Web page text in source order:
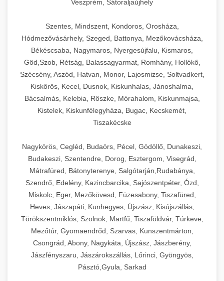
Veszprém, Sátoraljaújhely
Szentes, Mindszent, Kondoros, Orosháza,
Hódmezővásárhely, Szeged, Battonya, Mezőkovácsháza,
Békéscsaba, Nagymaros, Nyergesújfalu, Kismaros,
Göd,Szob, Rétság, Balassagyarmat, Romhány, Hollókő,
Szécsény, Aszód, Hatvan, Monor, Lajosmizse, Soltvadkert,
Kiskőrös, Kecel, Dusnok, Kiskunhalas, Jánoshalma,
Bácsalmás, Kelebia, Röszke, Mórahalom, Kiskunmajsa,
Kistelek, Kiskunfélegyháza, Bugac, Kecskemét,
Tiszakécske
Nagykörös, Cegléd, Budaörs, Pécel, Gödöllő, Dunakeszi,
Budakeszi, Szentendre, Dorog, Esztergom, Visegrád,
Mátrafüred, Bátonyterenye, Salgótarján,Rudabánya,
Szendrő, Edelény, Kazincbarcika, Sajószentpéter, Ózd,
Miskolc, Eger, Mezőkövesd, Füzesabony, Tiszafüred,
Heves, Jászapáti, Kunhegyes, Újszász, Kisújszállás,
Törökszentmiklós, Szolnok, Martfű, Tiszaföldvár, Túrkeve,
Mezőtúr, Gyomaendrőd, Szarvas, Kunszentmárton,
Csongrád, Abony, Nagykáta, Újszász, Jászberény,
Jászfényszaru, Jászárokszállás, Lőrinci, Gyöngyös,
Pásztó,Gyula, Sarkad